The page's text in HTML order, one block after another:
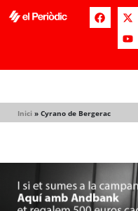
Inici » Cyrano de Bergerac